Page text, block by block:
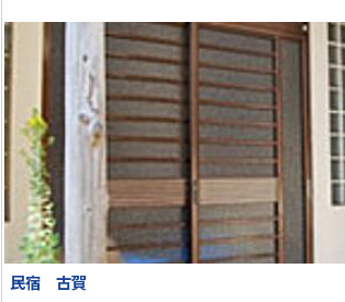
民宿 古賀